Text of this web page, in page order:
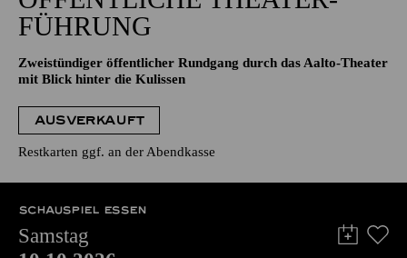
Aalto-Foyer
ÖFFENTLICHE THEATER­
FÜHRUNG
Zweistündiger öffentlicher Rundgang durch das Aalto-Theater
mit Blick hinter die Kulissen
Restkarten ggf. an der Abendkasse